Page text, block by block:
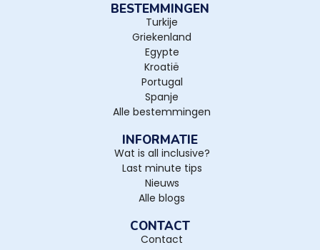
BESTEMMINGEN
Turkije
Griekenland
Egypte
Kroatië
Portugal
Spanje
Alle bestemmingen
INFORMATIE
Wat is all inclusive?
Last minute tips
Nieuws
Alle blogs
CONTACT
Contact